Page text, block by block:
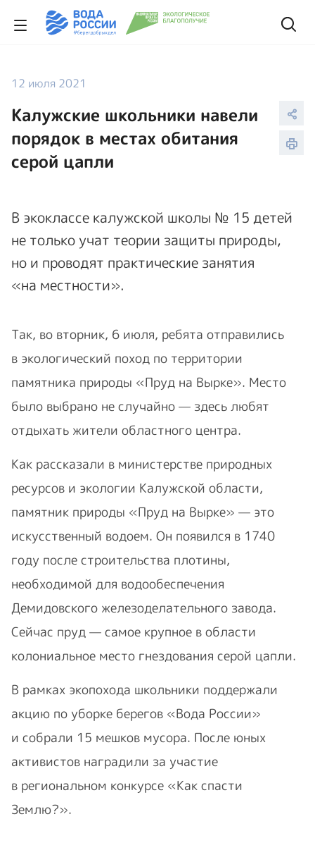
12 июля 2021
Калужские школьники навели
порядок в местах обитания
серой цапли
В экоклассе калужской школы № 15 детей
не только учат теории защиты природы,
но и проводят практические занятия
«на местности».
Так, во вторник, 6 июля, ребята отправились
в экологический поход по территории
памятника природы «Пруд на Вырке». Место
было выбрано не случайно — здесь любят
отдыхать жители областного центра.
Как рассказали в министерстве природных
ресурсов и экологии Калужской области,
памятник природы «Пруд на Вырке» — это
искусственный водоем. Он появился в 1740
году после строительства плотины,
необходимой для водообеспечения
Демидовского железоделательного завода.
Сейчас пруд — самое крупное в области
колониальное место гнездования серой цапли.
В рамках экопохода школьники поддержали
акцию по уборке берегов «Вода России»
и собрали 15 мешков мусора. После юных
активистов наградили за участие
в региональном конкурсе «Как спасти
Землю?».